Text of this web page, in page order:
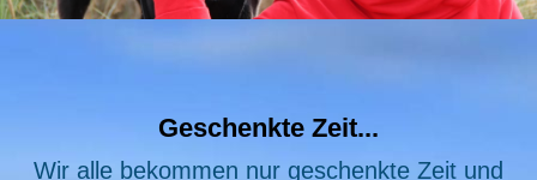
Geschenkte Zeit...
Wir alle bekommen nur geschenkte Zeit und